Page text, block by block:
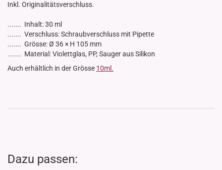
Inkl. Originalitätsverschluss.
....... Inhalt: 30 ml
....... Verschluss: Schraubverschluss mit Pipette
....... Grösse: Ø 36 × H 105 mm
....... Material: Violettglas, PP, Sauger aus Silikon
Auch erhältlich in der Grösse 10ml.
Dazu passen: